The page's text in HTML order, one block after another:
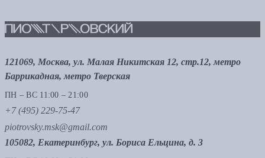
121069, Москва, ул. Малая Никитская 12, стр.12, метро
Баррикадная, метро Тверская
ПН – ВС 11:00 – 21:00
+7 (495) 229-75-47
piotrovsky.msk@gmail.com
105082, Екатеринбург, ул. Бориса Ельцина, д. 3